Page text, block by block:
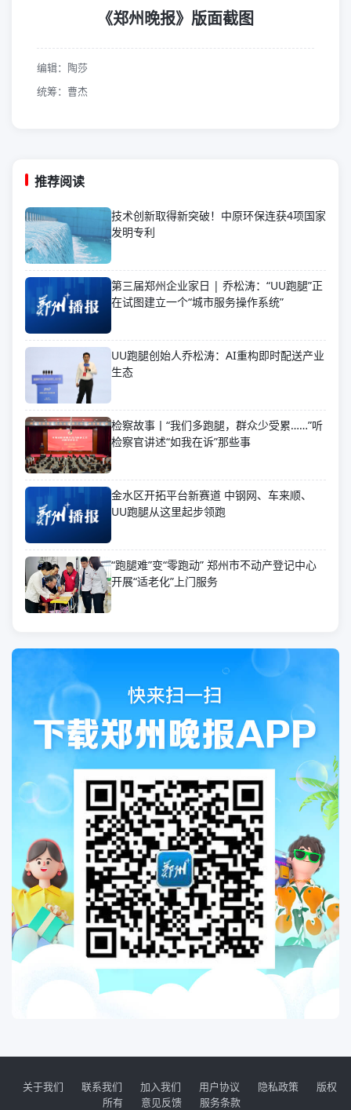
《郑州晚报》版面截图
编辑：陶莎
统筹：曹杰
推荐阅读
技术创新取得新突破！中原环保连获4项国家
发明专利
第三届郑州企业家日 | 乔松涛：“UU跑腿”正
在试图建立一个“城市服务操作系统”
UU跑腿创始人乔松涛：AI重构即时配送产业
生态
检察故事丨“我们多跑腿，群众少受累……”听
检察官讲述“如我在诉”那些事
金水区开拓平台新赛道 中钢网、车来顺、
UU跑腿从这里起步领跑
“跑腿难”变“零跑动” 郑州市不动产登记中心
开展“适老化”上门服务
关于我们 联系我们 加入我们 用户协议 隐私政策
版权
所有
意见反馈
服务条款